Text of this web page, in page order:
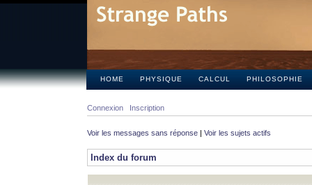
HOME PHYSIQUE CALCUL PHILOSOPHIE
Connexion Inscription
Voir les messages sans réponse | Voir les sujets actifs
Index du forum